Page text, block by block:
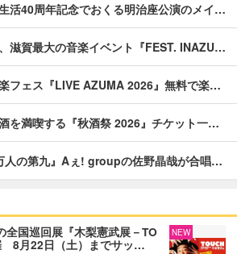
活40周年記念でおくる明治座公演のメイ…
滋賀最大の音楽イベント『FEST. INAZU…
フェス『LIVE AZUMA 2026』無料で楽…
を満喫する『秋酒祭 2026』チケット一…
人の第九』Aぇ! groupの佐野晶哉が合唱…
全国巡回展『木梨憲武展－TO
8月22日（土）までサッ…
NEW